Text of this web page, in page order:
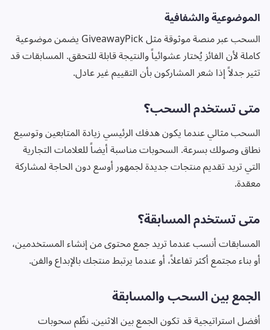
الموضوعية والشفافية
السحب عبر منصة موثوقة مثل GiveawayPick يضمن موضوعية
كاملة لأن الفائز يُختار عشوائياً والنتيجة قابلة للتحقق. المسابقات قد
تثير جدلاً إذا شعر المشاركون بأن التقييم غير عادل.
متى تستخدم السحب؟
السحب مثالي عندما يكون هدفك الرئيسي زيادة المتابعين وتوسيع
نطاق وصولك بسرعة. السحوبات مناسبة أيضاً للعلامات التجارية
التي تريد تقديم منتجات جديدة لجمهور أوسع دون الحاجة لمشاركة
معقدة.
متى تستخدم المسابقة؟
المسابقات أنسب عندما تريد جمع محتوى من إنشاء المستخدمين،
أو بناء مجتمع أكثر تفاعلاً، أو عندما يرتبط منتجك بالإبداع والفن.
الجمع بين السحب والمسابقة
أفضل استراتيجية قد تكون الجمع بين الاثنين. نظّم سحوبات